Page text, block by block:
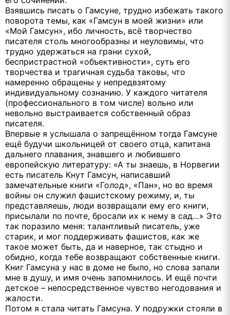
Взявшись писать о Гамсуне, трудно избежать такого
поворота темы, как «Гамсун в моей жизни» или
«Мой Гамсун», ибо личность, всё творчество
писателя столь многообразны и неуловимы, что
трудно удержаться на грани сухой,
беспристрастной «объективности», суть его
творчества и трагичная судьба таковы, что
намеренно обращены у непредвзятому
индивидуальному сознанию. У каждого читателя
(профессионального в том числе) вольно или
невольно выстраивается собственный образ
писателя.
Впервые я услышала о запрещённом тогда Гамсуне
ещё будучи школьницей от своего отца, капитана
дальнего плавания, знавшего и любившего
европейскую литературу: «А ты знаешь, в Норвегии
есть писатель Кнут Гамсун, написавший
замечательные книги «Голод», «Пан», но во время
войны он служил фашистскому режиму, и, ты
представляешь, люди возвращали ему его книги,
присылали по почте, бросали их к нему в сад…» Это
так поразило меня: талантливый писатель, уже
старик, и мог поддерживать фашистов, как же
такое может быть, да и наверное, так стыдно и
обидно, когда тебе возвращают собственные книги.
Книг Гамсуна у нас в доме не было, но слова запали
мне в душу, и имя очень запомнилось. И ещё почти
детское – непосредственное чувство негодования и
жалости.
Потом я стала читать Гамсуна. У подружки стояли в